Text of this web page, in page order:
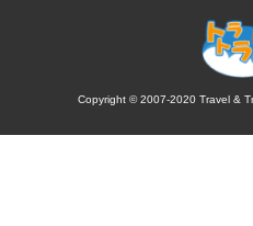
Copyright © 2007-2020 Travel &